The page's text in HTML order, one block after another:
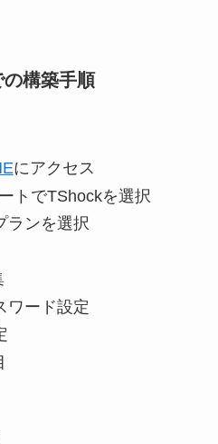
構築手順
にアクセス
トでTShockを選択
ランを選択
ワード設定